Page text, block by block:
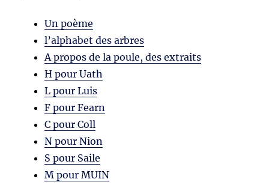
Un poème
l’alphabet des arbres
A propos de la poule, des extraits
H pour Uath
L pour Luis
F pour Fearn
C pour Coll
N pour Nion
S pour Saile
M pour MUIN